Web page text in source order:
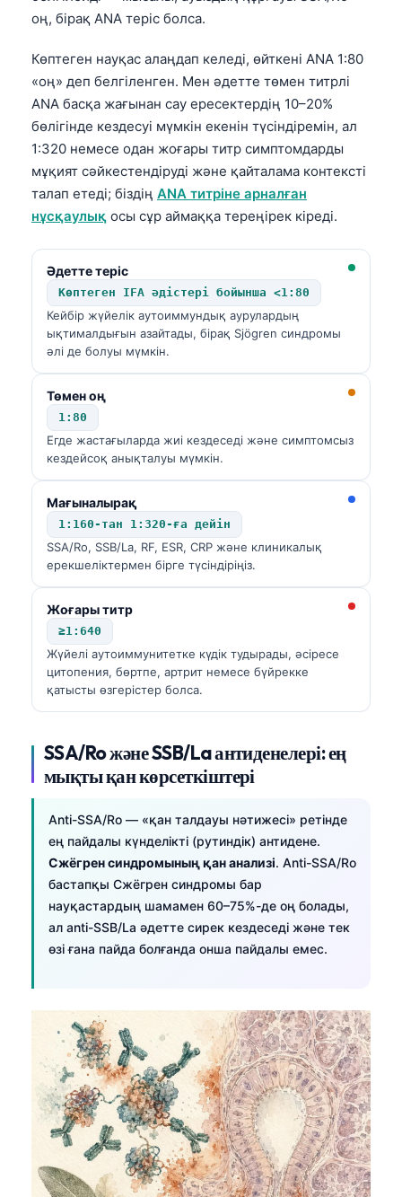
оң, бірақ ANA теріс болса.
Көптеген науқас алаңдап келеді, өйткені ANA 1:80
«оң» деп белгіленген. Мен әдетте төмен титрлі
ANA басқа жағынан сау ересектердің 10–20%
бөлігінде кездесуі мүмкін екенін түсіндіремін, ал
1:320 немесе одан жоғары титр симптомдарды
мұқият сәйкестендіруді және қайталама контексті
талап етеді; біздің ANA титріне арналған
нұсқаулық осы сұр аймаққа тереңірек кіреді.
Әдетте теріс
Көптеген IFA әдістері бойынша <1:80
Кейбір жүйелік аутоиммундық аурулардың
ықтималдығын азайтады, бірақ Sjögren синдромы
әлі де болуы мүмкін.
Төмен оң
1:80
Егде жастағыларда жиі кездеседі және симптомсыз
кездейсоқ анықталуы мүмкін.
Мағыналырақ
1:160-тан 1:320-ға дейін
SSA/Ro, SSB/La, RF, ESR, CRP және клиникалық
ерекшеліктермен бірге түсіндіріңіз.
Жоғары титр
≥1:640
Жүйелі аутоиммунитетке күдік тудырады, әсіресе
цитопения, бөртпе, артрит немесе бүйрекке
қатысты өзгерістер болса.
SSA/Ro және SSB/La антиденелері: ең
мықты қан көрсеткіштері
Anti-SSA/Ro — «қан талдауы нәтижесі» ретінде
ең пайдалы күнделікті (рутиндік) антидене.
Сжёгрен синдромының қан анализі. Anti-SSA/Ro
бастапқы Сжёгрен синдромы бар
науқастардың шамамен 60–75%-де оң болады,
ал anti-SSB/La әдетте сирек кездеседі және тек
өзі ғана пайда болғанда онша пайдалы емес.